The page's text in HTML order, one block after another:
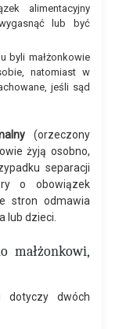
alimentacyjny
lub być
byli małżonkowie
natomiast w
jeśli sąd
(orzeczony
żyją osobno,
separacji
o obowiązek
stron odmawia
lub dzieci.
małżonkowi,
dotyczy dwóch